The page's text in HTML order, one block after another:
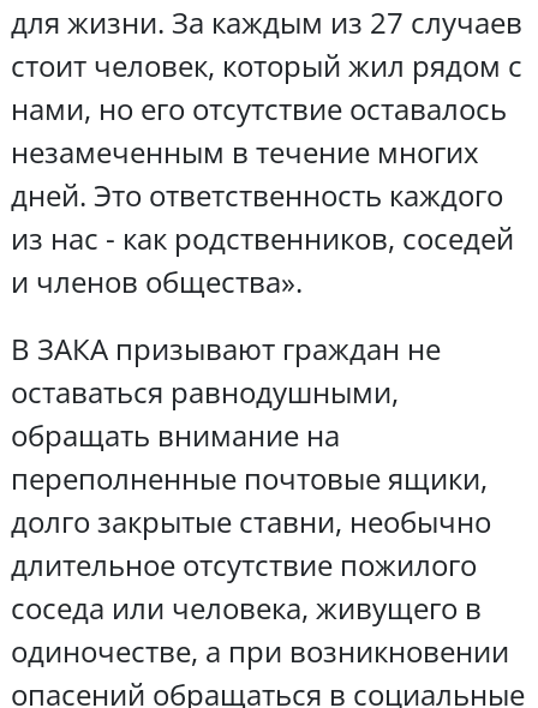
для жизни. За каждым из 27 случаев
стоит человек, который жил рядом с
нами, но его отсутствие оставалось
незамеченным в течение многих
дней. Это ответственность каждого
из нас - как родственников, соседей
и членов общества».
В ЗАКА призывают граждан не
оставаться равнодушными,
обращать внимание на
переполненные почтовые ящики,
долго закрытые ставни, необычно
длительное отсутствие пожилого
соседа или человека, живущего в
одиночестве, а при возникновении
опасений обращаться в социальные